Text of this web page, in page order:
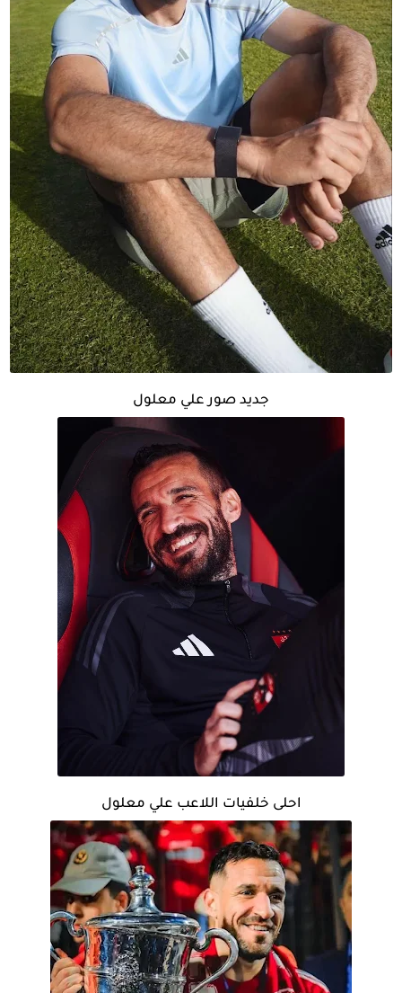
جديد صور علي معلول
احلى خلفيات اللاعب علي معلول